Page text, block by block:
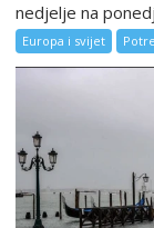
nedjelje na
Europa i svijet